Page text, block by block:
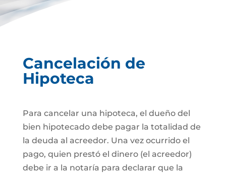
Cancelación de
Hipoteca
Para cancelar una hipoteca, el dueño del
bien hipotecado debe pagar la totalidad de
la deuda al acreedor. Una vez ocurrido el
pago, quien prestó el dinero (el acreedor)
debe ir a la notaría para declarar que la